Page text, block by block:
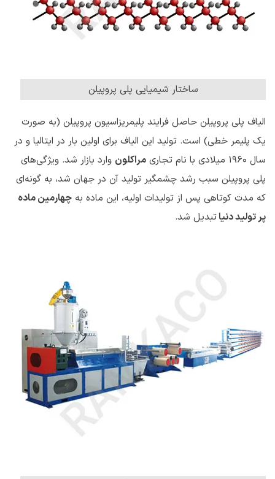
ساختار شیمیایی پلی پروپیلن
الیاف پلی پروپیلن حاصل فرایند پلیمریزاسیون پروپیلن (به صورت
یک پلیمر خطی) است. تولید این الیاف برای اولین بار در ایتالیا و در
سال 1960 میلادی با نام تجاری
مراکلون وارد بازار شد. ویژگی‌های
پلی پروپیلن سبب رشد چشمگیر تولید آن در جهان شد، به گونه‌ای
که مدت کوتاهی پس از تولیدات اولیه، این ماده به چهارمین ماده
پر تولید دنیاتبدیل شد.